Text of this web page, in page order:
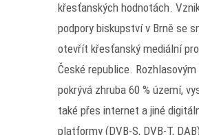
křesťanských hodnotách.
podpory biskupství v Brně se
otevřít křesťanský mediální
České republice.
pokrývá zhruba 60 % území,
také přes internet a jiné
platformy (DVB-S, DVB-T,